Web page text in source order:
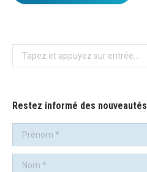
Recherche
:
Restez informé des nouveautés